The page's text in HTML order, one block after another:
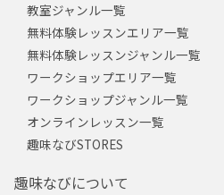
教室ジャンル一覧
無料体験レッスンエリア一覧
無料体験レッスンジャンル一覧
ワークショップエリア一覧
ワークショップジャンル一覧
オンラインレッスン一覧
趣味なびSTORES
趣味なびについて